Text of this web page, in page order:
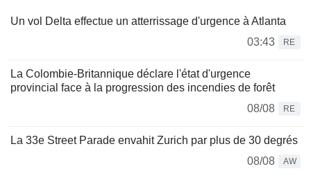
Un vol Delta effectue un atterrissage d'urgence à Atlanta
03:43
RE
La Colombie-Britannique déclare l'état d'urgence
provincial face à la progression des incendies de forêt
08/08
RE
La 33e Street Parade envahit Zurich par plus de 30 degrés
08/08
AW